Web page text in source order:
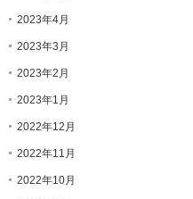
2023年4月
2023年3月
2023年2月
2023年1月
2022年12月
2022年11月
2022年10月